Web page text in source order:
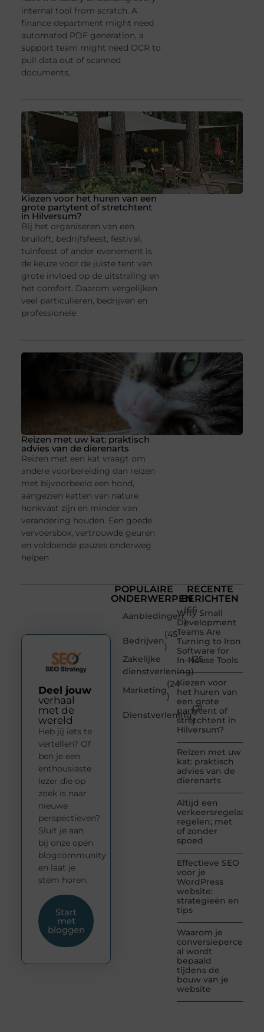
internal tool from scratch. A
finance department might need
automated PDF generation, a
support team might need OCR to
pull data out of scanned
documents,
Kiezen voor het huren van een
grote partytent of stretchtent
in Hilversum?
Bij het organiseren van een
bruiloft, bedrijfsfeest, festival,
tuinfeest of ander evenement is
de keuze voor de juiste tent van
grote invloed op de uitstraling en
het comfort. Daarom vergelijken
veel particulieren, bedrijven en
professionele
Reizen met uw kat: praktisch
advies van de dierenarts
Reizen met een kat vraagt om
andere voorbereiding dan reizen
met bijvoorbeeld een hond,
aangezien katten van nature
honkvast zijn en minder van
verandering houden. Een goede
vervoersbox, vertrouwde geuren
en voldoende pauzes onderweg
helpen
POPULAIRE
ONDERWERPEN
Aanbiedingen
(66
)
Bedrijven
(45
)
Zakelijke
dienstverlening
(25
)
Marketing
(24
)
Dienstverlening
(21
)
RECENTE
BERICHTEN
Why Small
Development
Teams Are
Turning to Iron
Software for
In-House Tools
Kiezen voor
het huren van
een grote
partytent of
stretchtent in
Hilversum?
Reizen met uw
kat: praktisch
advies van de
dierenarts
Altijd een
verkeersregelaar
regelen; met
of zonder
spoed
Effectieve SEO
voor je
WordPress
website:
strategieën en
tips
Waarom je
al wordt
bepaald
tijdens de
bouw van je
website
Deel jouw
verhaal
met de
wereld
Heb jij iets te
vertellen? Of
ben je een
enthousiaste
lezer die op
zoek is naar
nieuwe
perspectieven?
Sluit je aan
bij onze open
blogcommunity
en laat je
stem horen.
Start
met
bloggen